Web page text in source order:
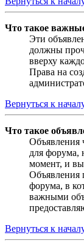
Что такое
Эти
должны
вверху
Права на
Вернуться к
Что такое
Объявления
для форума,
момент, и
Объявления
форума, в
важными
Вернуться к